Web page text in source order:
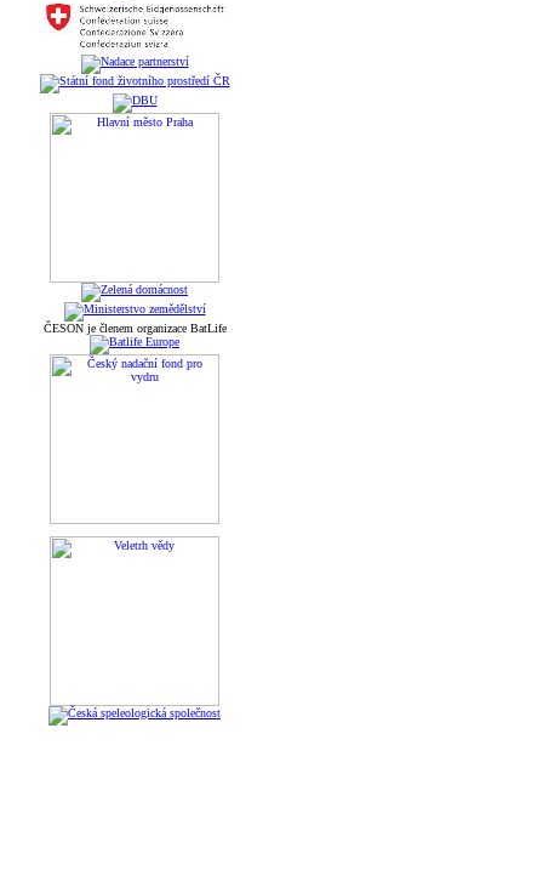
ČESON je členem organizace BatLife